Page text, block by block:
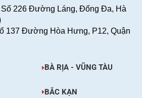
Số 226 Đường Láng, Đống Đa, Hà
137 Đường Hòa Hưng, P12, Quận
BÀ RỊA - VŨNG TÀU
BẮC KẠN